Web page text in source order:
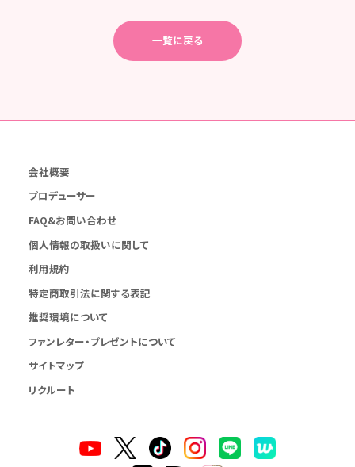
一覧に戻る
会社概要
プロデューサー
FAQ&お問い合わせ
個人情報の取扱いに関して
利用規約
特定商取引法に関する表記
推奨環境について
ファンレター・プレゼントについて
サイトマップ
リクルート